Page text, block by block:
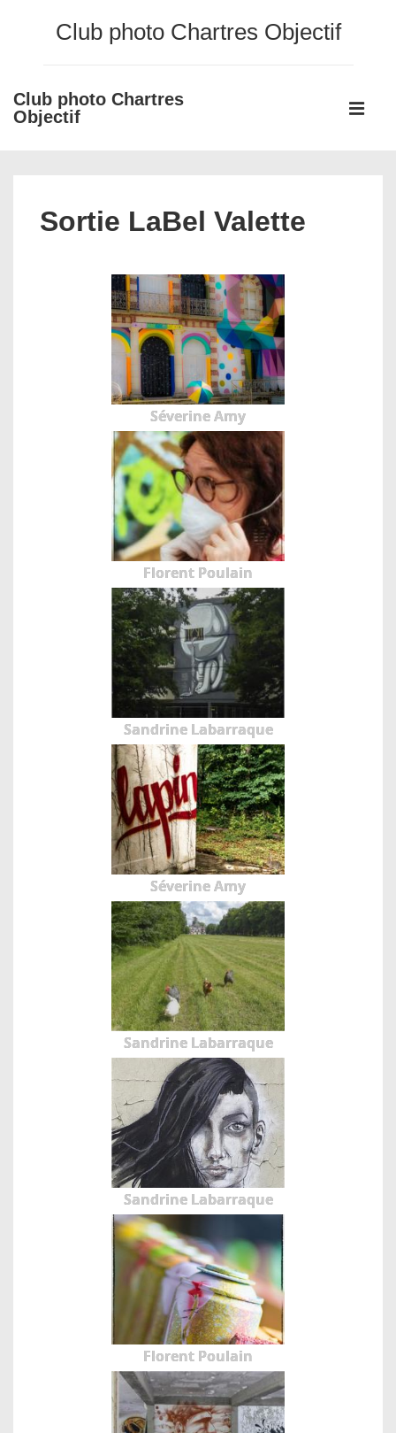
principal
Club photo Chartres Objectif
Club photo Chartres
Objectif
Main
Sortie LaBel Valette
Séverine Amy
Florent Poulain
Sandrine Labarraque
Séverine Amy
Sandrine Labarraque
Sandrine Labarraque
Florent Poulain